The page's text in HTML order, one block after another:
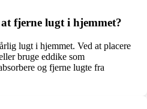
fjerne lugt i hjemmet?
lugt i hjemmet. Ved at placere
bruge eddike som
og fjerne lugte fra